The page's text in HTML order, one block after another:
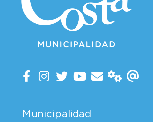
Municipalidad